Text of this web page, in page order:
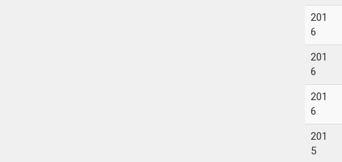
201
6
201
6
201
6
201
5